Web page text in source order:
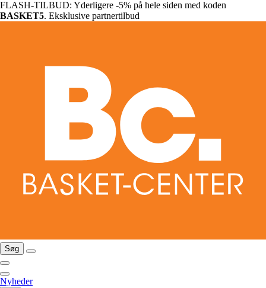
FLASH-TILBUD: Yderligere -5% på hele siden med koden
BASKET5. Eksklusive partnertilbud
Søg
Nyheder